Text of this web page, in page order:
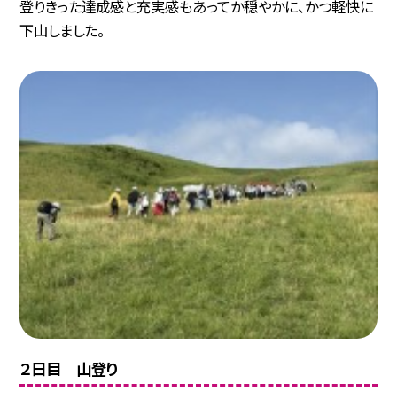
登りきった達成感と充実感もあってか穏やかに、かつ軽快に
下山しました。
２日目 山登り